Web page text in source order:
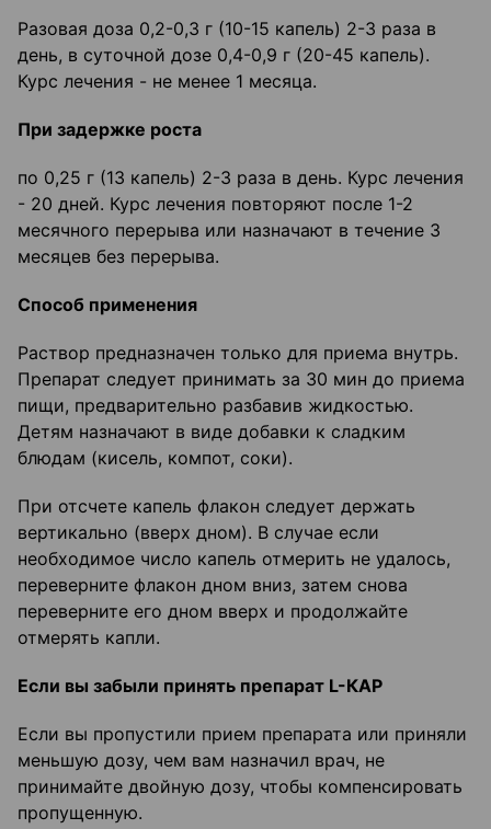
Разовая доза 0,2-0,3 г (10-15 капель) 2-3 раза в
день, в суточной дозе 0,4-0,9 г (20-45 капель).
Курс лечения - не менее 1 месяца.
При задержке роста
по 0,25 г (13 капель) 2-3 раза в день. Курс лечения
- 20 дней. Курс лечения повторяют после 1-2
месячного перерыва или назначают в течение 3
месяцев без перерыва.
Способ применения
Раствор предназначен только для приема внутрь.
Препарат следует принимать за 30 мин до приема
пищи, предварительно разбавив жидкостью.
Детям назначают в виде добавки к сладким
блюдам (кисель, компот, соки).
При отсчете капель флакон следует держать
вертикально (вверх дном). В случае если
необходимое число капель отмерить не удалось,
переверните флакон дном вниз, затем снова
переверните его дном вверх и продолжайте
отмерять капли.
Если вы забыли принять препарат L-КАР
Если вы пропустили прием препарата или приняли
меньшую дозу, чем вам назначил врач, не
принимайте двойную дозу, чтобы компенсировать
пропущенную.